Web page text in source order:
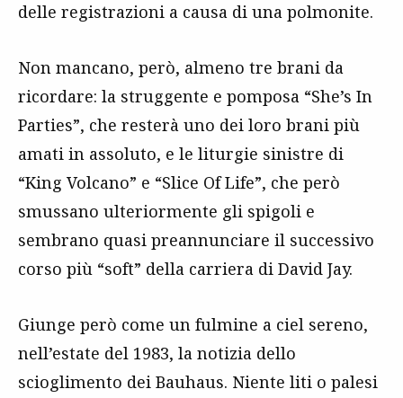
delle registrazioni a causa di una polmonite.
Non mancano, però, almeno tre brani da
ricordare: la struggente e pomposa “She’s In
Parties”, che resterà uno dei loro brani più
amati in assoluto, e le liturgie sinistre di
“King Volcano” e “Slice Of Life”, che però
smussano ulteriormente gli spigoli e
sembrano quasi preannunciare il successivo
corso più “soft” della carriera di David Jay.
Giunge però come un fulmine a ciel sereno,
nell’estate del 1983, la notizia dello
scioglimento dei Bauhaus. Niente liti o palesi